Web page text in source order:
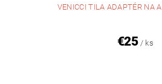
VENICCI TILA ADAPTÉR NA
€25 / ks